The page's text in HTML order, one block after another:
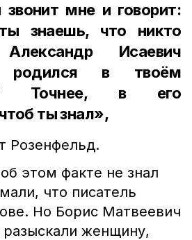
мне и говорит:
знаешь, что никто
Исаевич
родился в твоём
Точнее, в его
ты знал»,
Розенфельд.
этом факте не знал
что писатель
Но Борис Матвеевич
разыскали женщину,